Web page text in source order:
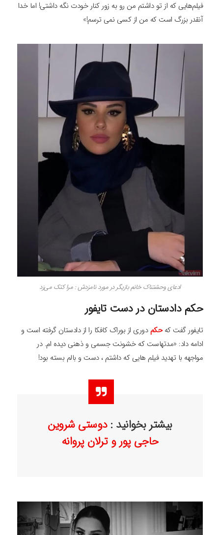
فیلم‌هایی که از تو داشتم من رو به زور کنار خودت نگه داشتی! اما خدا
آنقدر بزرگ است که من از کسی نمی ترسم!»
ادعای وحشتناک خانم بازیگر در مورد نامزدش : مرا کتک می‌زد
حکم دادستان در دست تایفور
تایفور گفت کهحکمدوری از بوراک کافکا را از دادستان گرفته است و
ادامه داد: «مدتهاست که خشونت جسمی و ذهنی دیده ام. در
مواجهه با تهدید فیلم هایی که داشتم ، دست و بالم بسته بود!
بیشتر بخوانید : دوستی شروین
حاجی پور و ترلان پروانه